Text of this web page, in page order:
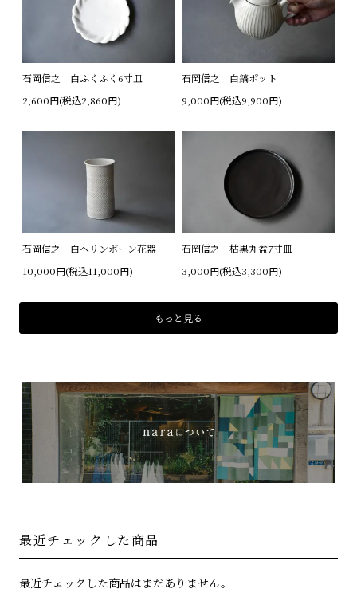
石岡信之 白ふくふく6寸皿
2,600円(税込2,860円)
石岡信之 白鎬ポット
9,000円(税込9,900円)
石岡信之 白ヘリンボーン花器
10,000円(税込11,000円)
石岡信之 枯黒丸盆7寸皿
3,000円(税込3,300円)
もっと見る
最近チェックした商品
最近チェックした商品はまだありません。